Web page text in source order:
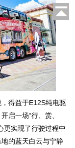
得益于E12S纯电驱
启一场“行、赏、
更实现了行驶过程中
的蓝天白云与宁静